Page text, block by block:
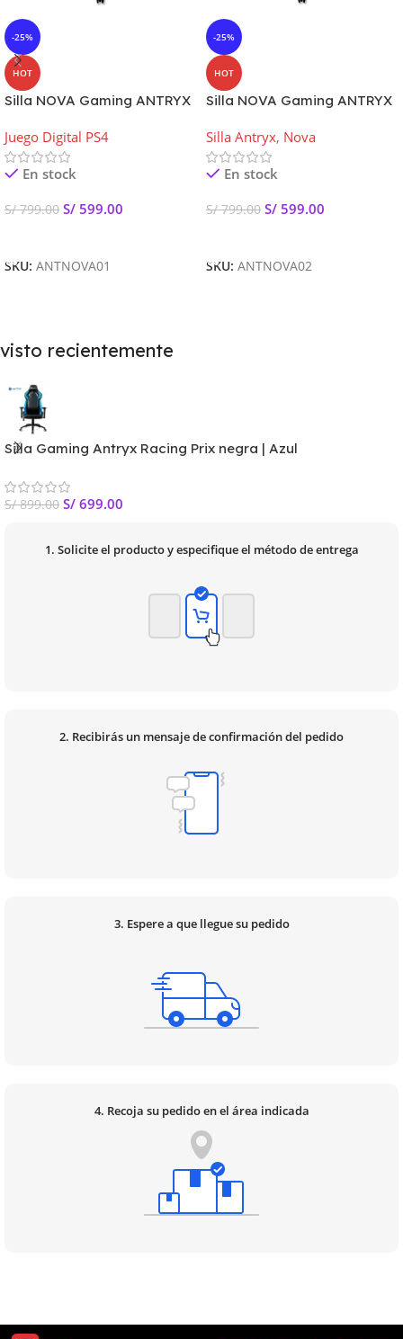
-25%
HOT
Silla NOVA Gaming ANTRYX
Juego Digital PS4
En stock
S/799.00 S/ 599.00
SKU: ANTNOVA01
-25%
HOT
Silla NOVA Gaming ANTRYX
Silla Antryx, Nova
En stock
S/799.00 S/ 599.00
SKU: ANTNOVA02
visto recientemente
Silla Gaming Antryx Racing Prix negra | Azul
S/899.00 S/ 699.00
1. Solicite el producto y especifique el método de entrega
2. Recibirás un mensaje de confirmación del pedido
3. Espere a que llegue su pedido
4. Recoja su pedido en el área indicada